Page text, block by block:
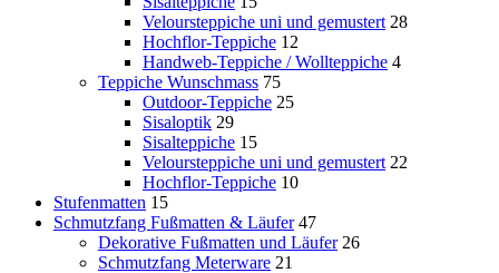
Veloursteppiche uni und gemustert 28
Hochflor-Teppiche 12
Handweb-Teppiche / Wollteppiche 4
Teppiche Wunschmass 75
Outdoor-Teppiche 25
Sisaloptik 29
Sisalteppiche 15
Veloursteppiche uni und gemustert 22
Hochflor-Teppiche 10
Stufenmatten 15
Schmutzfang Fußmatten & Läufer 47
Dekorative Fußmatten und Läufer 26
Schmutzfang Meterware 21